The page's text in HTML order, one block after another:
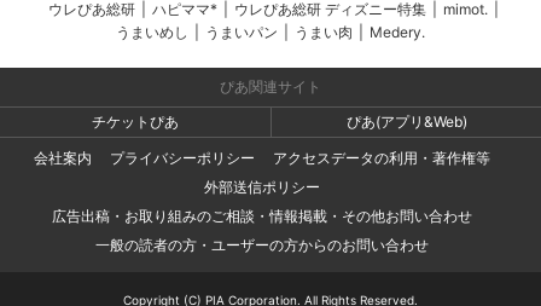
ウレぴあ総研 ハピママ* ウレぴあ総研 ディズニー特集 mimot.
うまいめし
うまいパン うまい肉 Medery.
ぴあ関連サイト
チケットぴあ
ぴあ(アプリ&Web)
会社案内
プライバシーポリシー
アクセスデータの利用・著作権等
外部送信ポリシー
広告出稿・お取り組みのご相談・情報掲載・その他お問い合わせ
一般の読者の方・ユーザーの方からのお問い合わせ
Copyright (C) PIA Corporation. All Rights Reserved.